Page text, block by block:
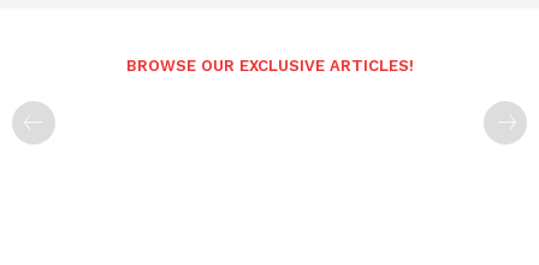
BROWSE OUR EXCLUSIVE ARTICLES!